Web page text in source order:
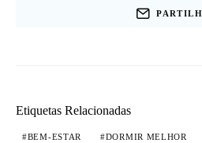
Etiquetas Relacionadas
BEM-ESTAR DORMIR MELHOR